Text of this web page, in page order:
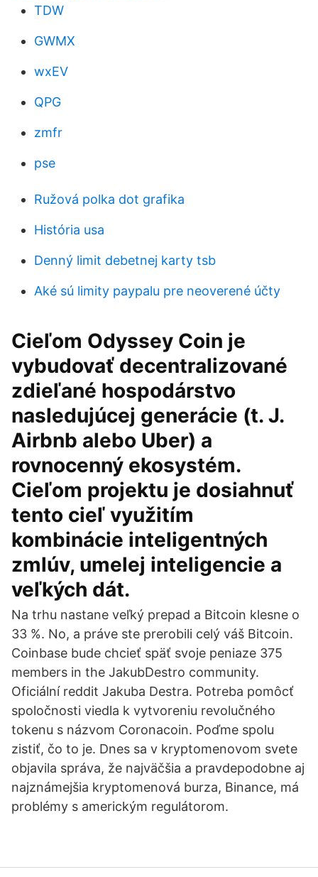
TDW
GWMX
wxEV
QPG
zmfr
pse
Ružová polka dot grafika
História usa
Denný limit debetnej karty tsb
Aké sú limity paypalu pre neoverené účty
Cieľom Odyssey Coin je
vybudovať decentralizované
zdieľané hospodárstvo
nasledujúcej generácie (t. J.
Airbnb alebo Uber) a
rovnocenný ekosystém.
Cieľom projektu je dosiahnuť
tento cieľ využitím
kombinácie inteligentných
zmlúv, umelej inteligencie a
veľkých dát.
Na trhu nastane veľký prepad a Bitcoin klesne o
33 %. No, a práve ste prerobili celý váš Bitcoin.
Coinbase bude chcieť späť svoje peniaze 375
members in the JakubDestro community.
Oficiální reddit Jakuba Destra. Potreba pomôcť
spoločnosti viedla k vytvoreniu revolučného
tokenu s názvom Coronacoin. Poďme spolu
zistiť, čo to je. Dnes sa v kryptomenovom svete
objavila správa, že najväčšia a pravdepodobne aj
najznámejšia kryptomenová burza, Binance, má
problémy s americkým regulátorom.